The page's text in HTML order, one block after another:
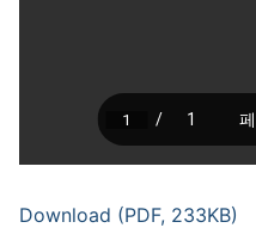
Download (PDF, 233KB)